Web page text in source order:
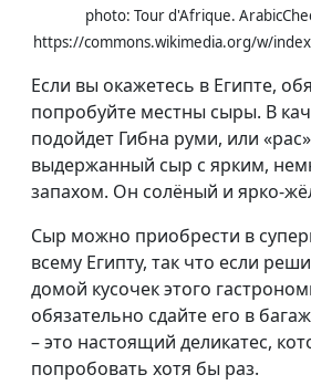
photo: Tour d'Afrique.
https://commons.wikimedia.org/w/
Если вы окажетесь в Египте,
попробуйте местны сыры. В
подойдет Гибна руми, или
выдержанный сыр с ярким,
запахом. Он солёный и ярко-
Сыр можно приобрести в
всему Египту, так что если
домой кусочек этого
обязательно сдайте его в
– это настоящий деликатес,
попробовать хотя бы раз.